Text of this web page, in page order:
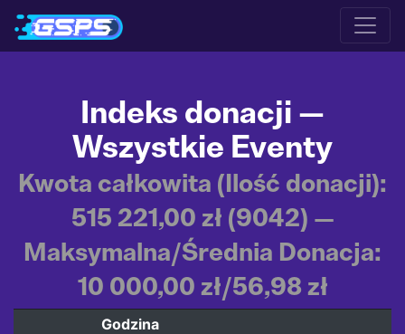
Indeks donacji —
Wszystkie Eventy
Kwota całkowita (Ilość donacji):
515 221,00 zł (9042) —
Maksymalna/Średnia Donacja:
10 000,00 zł/56,98 zł
Godzina